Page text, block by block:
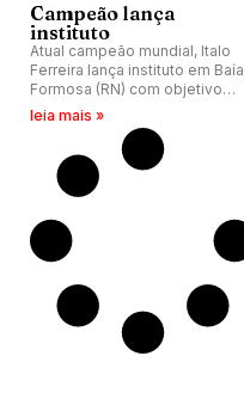
Campeão lança
instituto
Atual campeão mundial, Italo
Ferreira lança instituto em Baía
Formosa (RN) com objetivo
principal de fomentar o
leia mais »